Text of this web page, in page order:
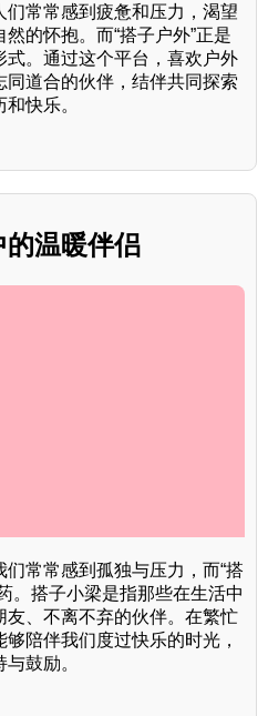
常常感到疲惫和压力，渴望
的怀抱。而“搭子户外”正是
。通过这个平台，喜欢户外
道合的伙伴，结伴共同探索
快乐。
温暖伴侣
常常感到孤独与压力，而“搭
。搭子小梁是指那些在生活中
、不离不弃的伙伴。在繁忙
陪伴我们度过快乐的时光，
鼓励。